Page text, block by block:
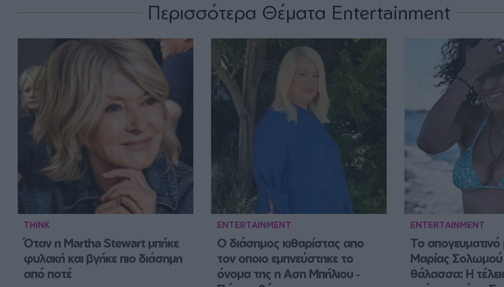
Περισσότερα Θέματα Entertainment
THINK
Όταν η Martha Stewart μπήκε
φυλακή και βγήκε πιο διάσημη
από ποτέ
ENTERTAINMENT
Ο διάσημος κιθαρίστας απο
τον οποιο εμπνεύστηκε το
όνομα της η Αση Μπήλιου ‑
ENTERTAINMENT
Το απογευματινό
Μαρίας
θάλασσα: Η